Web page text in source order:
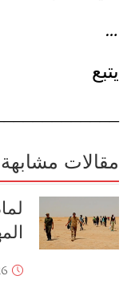
…
يتبع
مقالات مشابهة